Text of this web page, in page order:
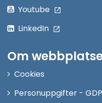
Youtube
LinkedIn
Om
Cookies
Personuppgifter -